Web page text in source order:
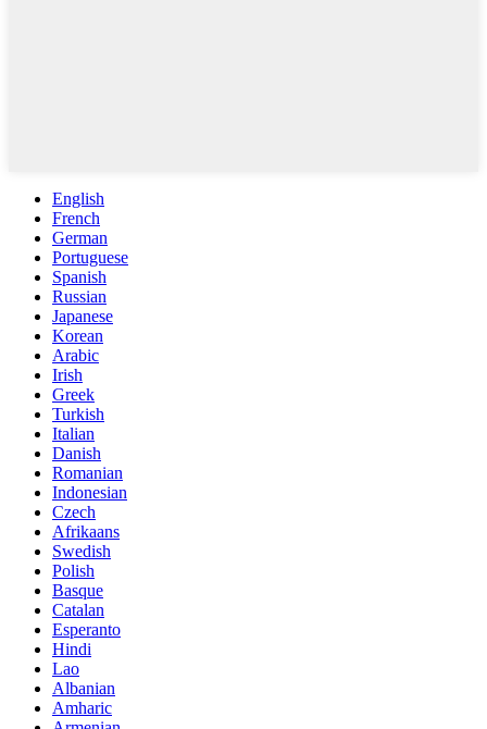
English
French
German
Portuguese
Spanish
Russian
Japanese
Korean
Arabic
Irish
Greek
Turkish
Italian
Danish
Romanian
Indonesian
Czech
Afrikaans
Swedish
Polish
Basque
Catalan
Esperanto
Hindi
Lao
Albanian
Amharic